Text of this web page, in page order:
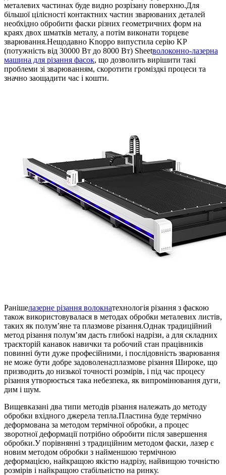
металевих частинах буде видно розрізану поверхню.Для
більшої цілісності контактних частин зварюваних деталей
необхідно обробити фаски різних геометричних форм на
краях двох шматків металу, а потім виконати торцеве
зварювання.Нещодавно Knoppo випустила серію KP
(потужність від 30000 Вт до 8000 Вт) Sheetволоконно-лазерна
машина для різання фасок, що дозволить вирішити такі
проблеми зі зварюванням, скоротити громіздкі процеси та
значно заощадити час і кошти.
Ранішелазерне різання волокнатехнологія різання з фаскою
також використовувалася в методах обробки металевих листів,
таких як полум’яне та плазмове різання.Однак традиційний
метод різання полум’ям дасть глибокі надрізи, а для складних
траєкторій канавок навички та робочий стан працівників
повинні бути дуже професійними, і послідовність зварювання
не може бути добре задоволена;плазмове різання Широке, що
призводить до низької точності розмірів, і під час процесу
різання утворюється така небезпека, як випромінювання дуги,
дим і шум.
Вищевказані два типи методів різання належать до методу
обробки вхідного джерела тепла.Пластина буде термічно
деформована за методом термічної обробки, а процес
зворотної деформації потрібно обробити після завершення
обробки.У порівнянні з традиційним методом фаски, лазер є
новим методом обробки з найменшою термічною
деформацією, найкращою якістю надрізу, найвищою точністю
розмірів і найкращою стабільністю на ринку.